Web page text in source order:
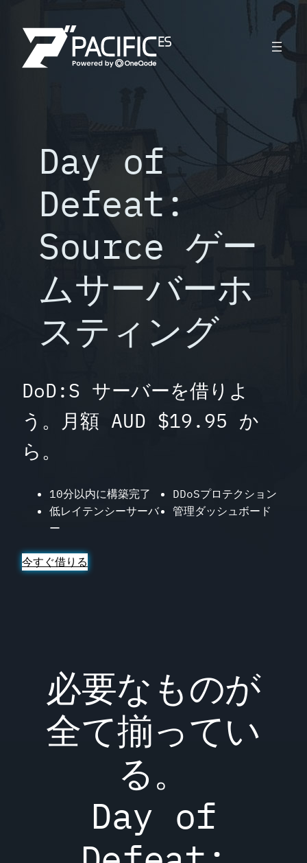
Day of
Defeat:
Source ゲー
ムサーバーホ
スティング
DoD:S サーバーを借りよ
う。月額 AUD $19.95 か
ら。
10分以内に構築完了
低レイテンシーサーバ
ー
DDoSプロテクション
管理ダッシュボード
今すぐ借りる
必要なものが
全て揃ってい
る。
Day of